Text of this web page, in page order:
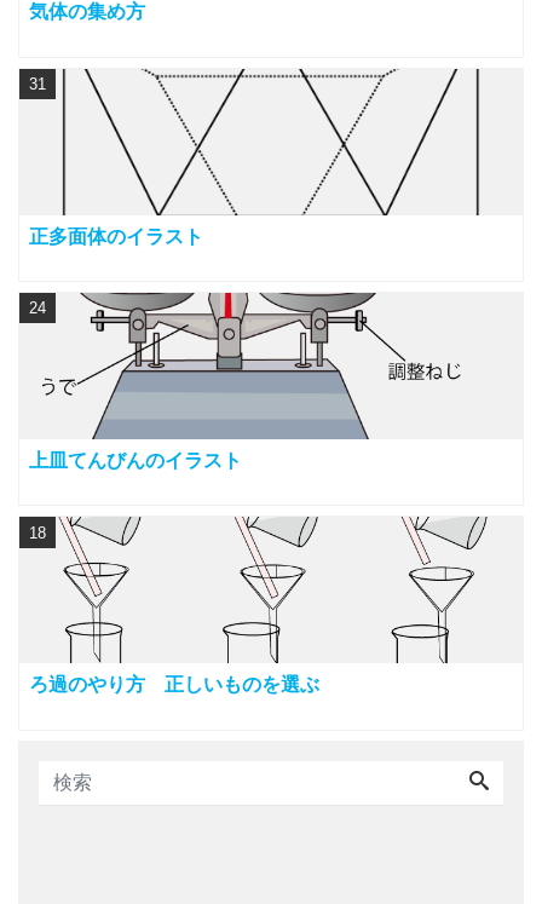
気体の集め方
正多面体のイラスト
31
上皿てんびんのイラスト
24
ろ過のやり方 正しいものを選ぶ
18